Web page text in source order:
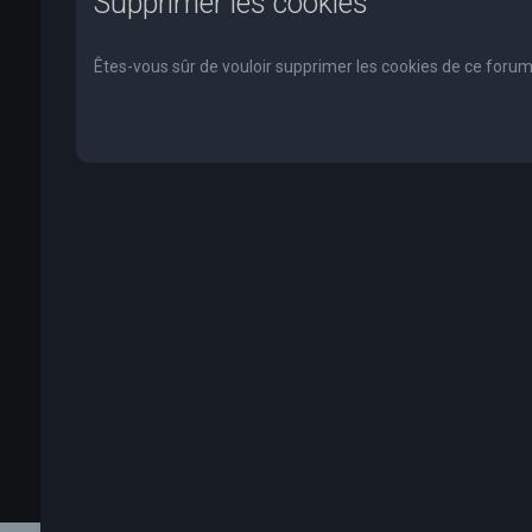
Êtes-vous sûr de vouloir supprimer les cookies de ce